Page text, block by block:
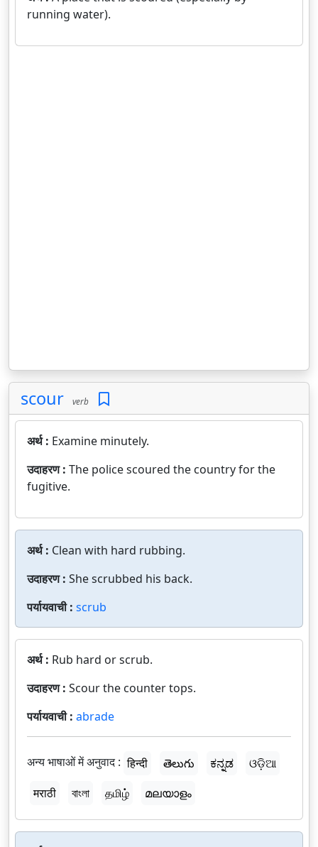
running water).
scour verb
अर्थ : Examine minutely.
उदाहरण : The police scoured the country for the
fugitive.
अर्थ : Clean with hard rubbing.
उदाहरण : She scrubbed his back.
पर्यायवाची : scrub
अर्थ : Rub hard or scrub.
उदाहरण : Scour the counter tops.
पर्यायवाची : abrade
अन्य भाषाओं में अनुवाद : हिन्दी తెలుగు ಕನ್ನಡ
ଓଡ଼ିଆ
मराठी
বাংলা தமிழ் മലയാളം